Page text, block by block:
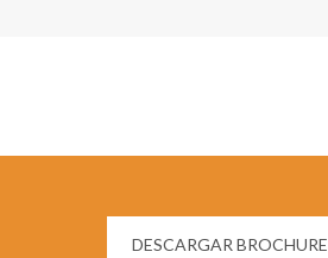
DESCARGAR BROCHURE